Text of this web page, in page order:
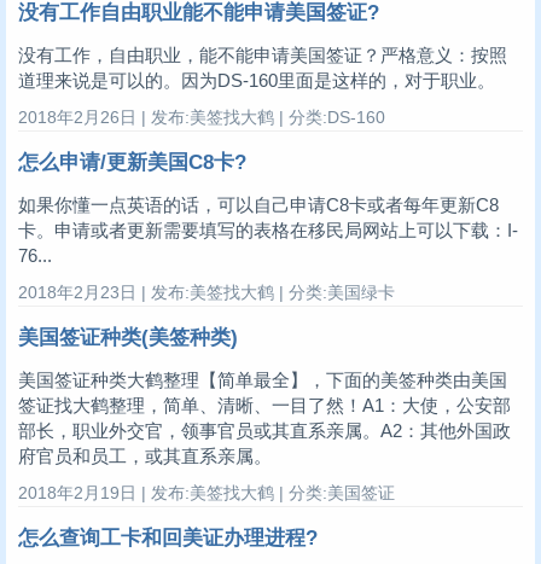
没有工作自由职业能不能申请美国签证?
没有工作，自由职业，能不能申请美国签证？严格意义：按照
道理来说是可以的。因为DS-160里面是这样的，对于职业。
2018年2月26日 | 发布:美签找大鹤 | 分类:DS-160
怎么申请/更新美国C8卡?
如果你懂一点英语的话，可以自己申请C8卡或者每年更新C8
卡。申请或者更新需要填写的表格在移民局网站上可以下载：I-
76...
2018年2月23日 | 发布:美签找大鹤 | 分类:美国绿卡
美国签证种类(美签种类)
美国签证种类大鹤整理【简单最全】，下面的美签种类由美国
签证找大鹤整理，简单、清晰、一目了然！A1：大使，公安部
部长，职业外交官，领事官员或其直系亲属。A2：其他外国政
府官员和员工，或其直系亲属。
2018年2月19日 | 发布:美签找大鹤 | 分类:美国签证
怎么查询工卡和回美证办理进程?